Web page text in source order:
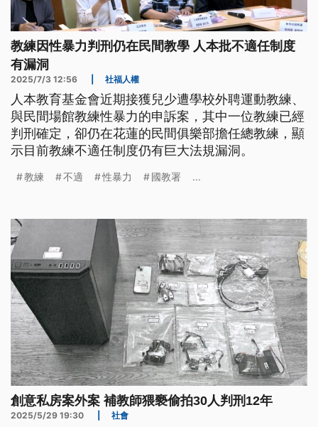
教練因性暴力判刑仍在民間教學 人本批不適任制度
有漏洞
2025/7/3 12:56 社福人權
人本教育基金會近期接獲兒少遭學校外聘運動教練、
與民間場館教練性暴力的申訴案，其中一位教練已經
判刑確定，卻仍在花蓮的民間俱樂部擔任總教練，顯
示目前教練不適任制度仍有巨大法規漏洞。
教練 不適 性暴力 國教署 ...
創意私房案外案 補教師猥褻偷拍30人判刑12年
2025/5/29 19:30 社會